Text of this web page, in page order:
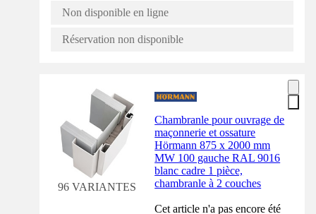
Non disponible en ligne
Réservation non disponible
96 VARIANTES
Chambranle pour ouvrage de
maçonnerie et ossature
Hörmann 875 x 2000 mm
MW 100 gauche RAL 9016
blanc cadre 1 pièce,
chambranle à 2 couches
Cet article n'a pas encore été